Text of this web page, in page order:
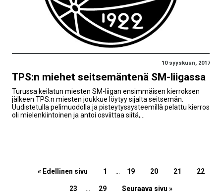
10 syyskuun, 2017
TPS:n miehet seitsemäntenä SM-liigassa
Turussa keilatun miesten SM-liigan ensimmäisen kierroksen
jälkeen TPS:n miesten joukkue löytyy sijalta seitsemän.
Uudistetulla pelimuodolla ja pisteytyssysteemillä pelattu kierros
oli mielenkiintoinen ja antoi osviittaa siitä,…
« Edellinen sivu 1 … 19 20 21 22
23 29 Seuraava sivu »